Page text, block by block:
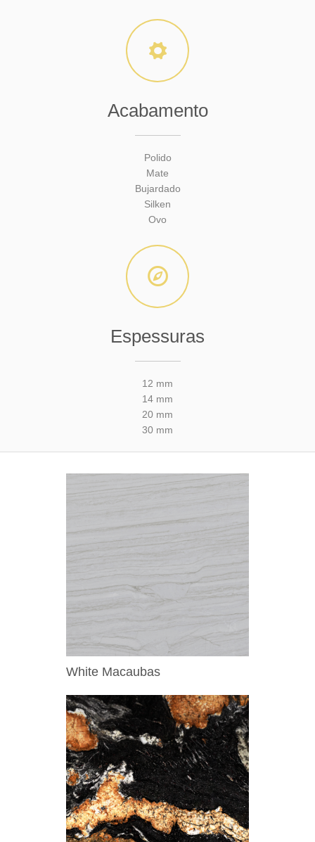
Acabamento
Polido
Mate
Bujardado
Silken
Ovo
Espessuras
12 mm
14 mm
20 mm
30 mm
White Macaubas